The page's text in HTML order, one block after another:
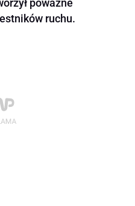
poważne
ruchu.